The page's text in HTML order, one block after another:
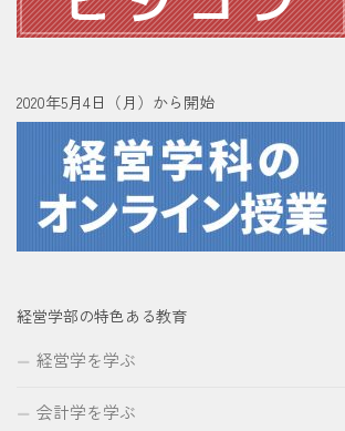
2020年5月4日（月）から開始
経営学部の特色ある教育
経営学を学ぶ
会計学を学ぶ